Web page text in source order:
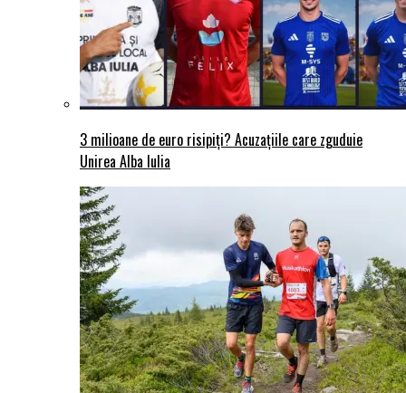
3 milioane de euro risipiți? Acuzațiile care zguduie
Unirea Alba Iulia